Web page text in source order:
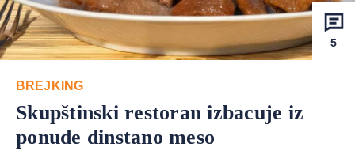
5
BREJKING
Skupštinski restoran izbacuje iz
ponude dinstano meso